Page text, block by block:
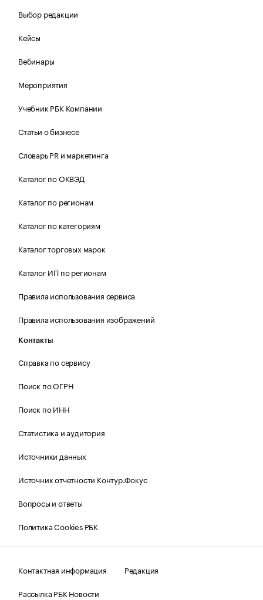
Выбор редакции
Кейсы
Вебинары
Мероприятия
Учебник РБК Компании
Статьи о бизнесе
Словарь PR и маркетинга
Каталог по ОКВЭД
Каталог по регионам
Каталог по категориям
Каталог торговых марок
Каталог ИП по регионам
Правила использования сервиса
Правила использования изображений
Контакты
Справка по сервису
Поиск по ОГРН
Поиск по ИНН
Статистика и аудитория
Источники данных
Источник отчетности Контур.Фокус
Вопросы и ответы
Политика Cookies РБК
Контактная информация
Редакция
Рассылка РБК Новости